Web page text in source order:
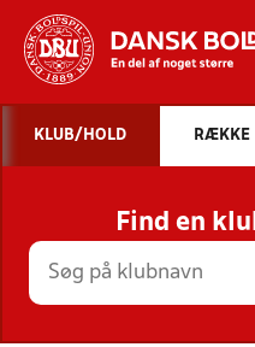
STILLINGER,
KLUB/HOLD RÆKKE
Find en